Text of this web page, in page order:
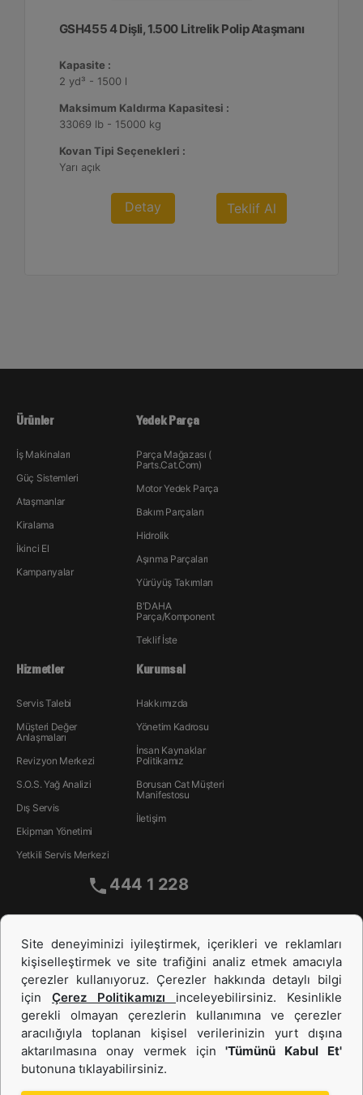
GSH455 4 Dişli, 1.500 Litrelik Polip Ataşmanı
Kapasite :
2 yd³ - 1500 l
Maksimum Kaldırma Kapasitesi :
33069 lb - 15000 kg
Kovan Tipi Seçenekleri :
Yarı açık
Detay Teklif Al
Ürünler
İş Makinaları
Güç Sistemleri
Ataşmanlar
Kiralama
İkinci El
Kampanyalar
Yedek Parça
Parça Mağazası (
Parts.Cat.Com)
Motor Yedek Parça
Bakım Parçaları
Hidrolik
Aşınma Parçaları
Yürüyüş Takımları
B'DAHA
Parça/Komponent
Teklif İste
Hizmetler
Servis Talebi
Müşteri Değer
Anlaşmaları
Revizyon Merkezi
S.O.S. Yağ Analizi
Dış Servis
Ekipman Yönetimi
Yetkili Servis Merkezi
Kurumsal
Hakkımızda
Yönetim Kadrosu
İnsan Kaynakları
Politikamız
Borusan Cat Müşteri
Manifestosu
İletişim
444 1 228
İş Makinası ve Güç Sistemleri
İkinci el ve Kiralama
Site deneyiminizi iyileştirmek, içerikleri ve reklamları
kişiselleştirmek ve site trafiğini analiz etmek amacıyla
çerezler kullanıyoruz. Çerezler hakkında detaylı bilgi
için Çerez Politikamızı inceleyebilirsiniz. Kesinlikle
gerekli olmayan çerezlerin kullanımına ve çerezler
aracılığıyla toplanan kişisel verilerinizin yurt dışına
aktarılmasına onay vermek için'Tümünü Kabul Et'
butonuna tıklayabilirsiniz.